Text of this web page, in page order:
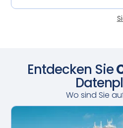
Entdecken Sie
Wo sind Sie